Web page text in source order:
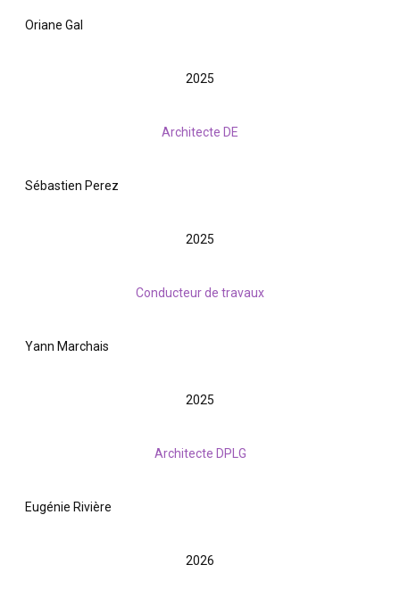
Oriane Gal
2025
Architecte DE
Sébastien Perez
2025
Conducteur de travaux
Yann Marchais
2025
Architecte DPLG
Eugénie Rivière
2026